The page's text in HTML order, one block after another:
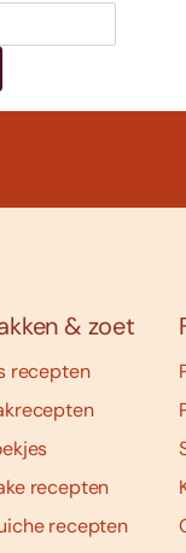
& zoet
recepten
recepten
recepten